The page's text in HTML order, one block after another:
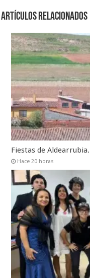
Artículos relacionados
Fiestas de
Hace 20 horas